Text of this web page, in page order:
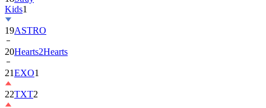
Kids1
19ASTRO
20Hearts2Hearts
21EXO1
22TXT2